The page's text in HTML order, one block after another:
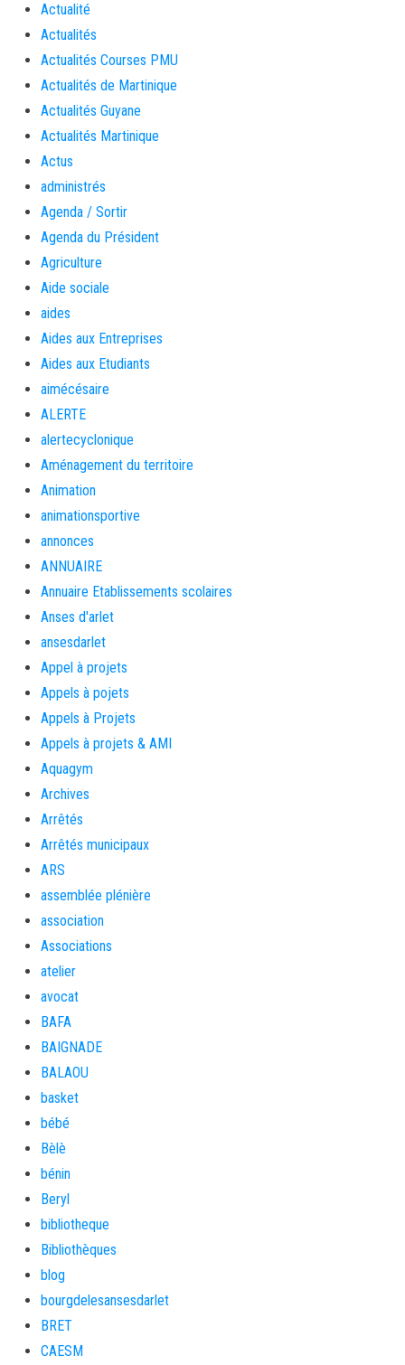
Actualité
Actualités
Actualités Courses PMU
Actualités de Martinique
Actualités Guyane
Actualités Martinique
Actus
administrés
Agenda / Sortir
Agenda du Président
Agriculture
Aide sociale
aides
Aides aux Entreprises
Aides aux Etudiants
aimécésaire
ALERTE
alertecyclonique
Aménagement du territoire
Animation
animationsportive
annonces
ANNUAIRE
Annuaire Etablissements scolaires
Anses d'arlet
ansesdarlet
Appel à projets
Appels à pojets
Appels à Projets
Appels à projets & AMI
Aquagym
Archives
Arrêtés
Arrêtés municipaux
ARS
assemblée plénière
association
Associations
atelier
avocat
BAFA
BAIGNADE
BALAOU
basket
bébé
Bèlè
bénin
Beryl
bibliotheque
Bibliothèques
blog
bourgdelesansesdarlet
BRET
CAESM